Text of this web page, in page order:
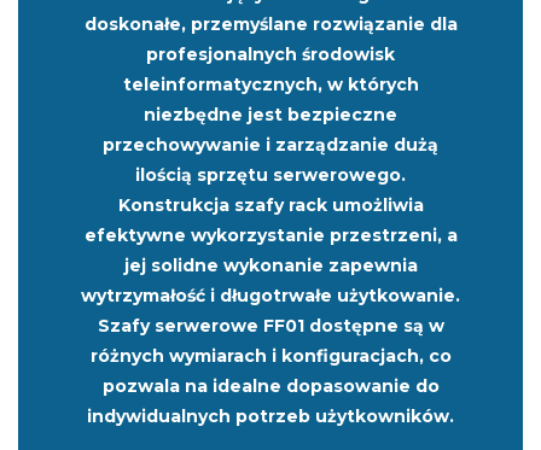
doskonałe, przemyślane rozwiązanie dla
profesjonalnych środowisk
teleinformatycznych, w których
niezbędne jest bezpieczne
przechowywanie i zarządzanie dużą
ilością sprzętu serwerowego.
Konstrukcja szafy rack umożliwia
efektywne wykorzystanie przestrzeni, a
jej solidne wykonanie zapewnia
wytrzymałość i długotrwałe użytkowanie.
Szafy serwerowe FF01 dostępne są w
różnych wymiarach i konfiguracjach, co
pozwala na idealne dopasowanie do
indywidualnych potrzeb użytkowników.